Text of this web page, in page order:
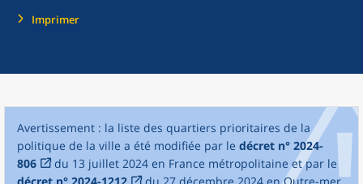
Imprimer
Avertissement : la liste des quartiers prioritaires de la
politique de la ville a été modifiée par le décret n° 2024-
806
du 13 juillet 2024 en France métropolitaine et par le